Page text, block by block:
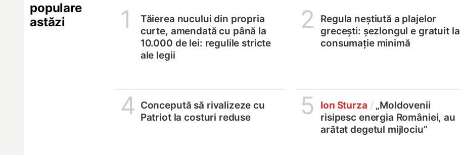
populare
astăzi
1
Tăierea nucului din propria
curte, amendată cu până la
10.000 de lei: regulile stricte
ale legii
2
Regula neștiută a plajelor
grecești: șezlongul e gratuit la
consumație minimă
4 Concepută să rivalizeze cu
Patriot la costuri reduse
5 Ion Sturza / „Moldovenii
risipesc energia României, au
arătat degetul mijlociu”